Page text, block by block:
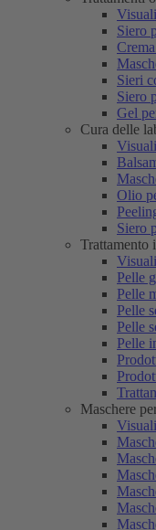
Siero
Sieri
Siero
Gel
Cura delle
Olio
Siero
Trattamento
Pelle
Pelle
Pelle
Pelle
Pelle
Maschere